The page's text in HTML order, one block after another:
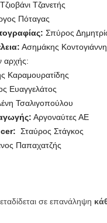
Τζιοβάνι Τζανετής
Πόταγας
Σπύρος
Ασημάκης
αρχής:
Καραμουρατίδης
Ευαγγελάτος
Τσαλιγοπούλου
Αργοναύτες ΑΕ
Σταύρος Στάγκος
Παπαχατζής
σε επανάληψη